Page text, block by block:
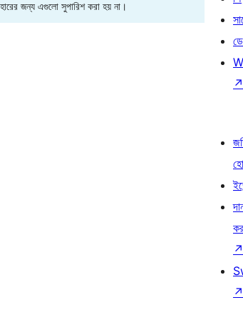
জন্য এগুলো সুপারিশ করা হয় না।
↗
↗
↗